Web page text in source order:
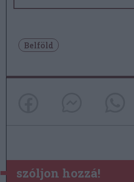
Belföld
szóljon hozzá!